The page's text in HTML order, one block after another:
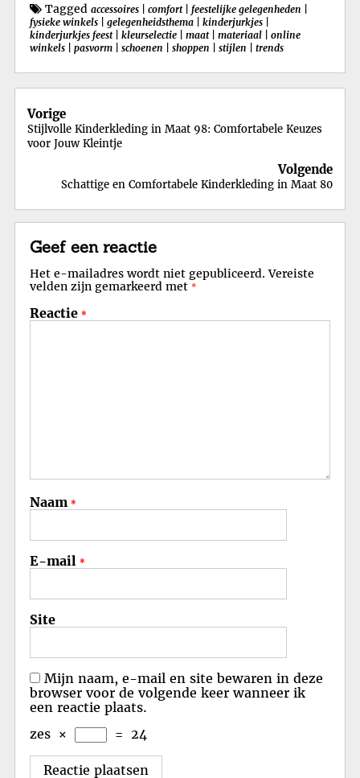
Tagged accessoires comfort| feestelijke gelegenheden
fysieke winkels
gelegenheidsthema kinderjurkjes
kinderjurkjes feest| kleurselectie maat| materiaal
online
winkels
pasvorm schoenen shoppen stijlen trends
Berichtnavigatie
Vorige
Stijlvolle Kinderkleding in Maat 98: Comfortabele Keuzes
voor Jouw Kleintje
Volgende
Schattige en Comfortabele Kinderkleding in Maat 80
Geef een reactie
Het e-mailadres wordt niet gepubliceerd. Vereiste
velden zijn gemarkeerd met *
Reactie *
Naam *
E-mail *
Site
Mijn naam, e-mail en site bewaren in deze
browser voor de volgende keer wanneer ik
een reactie plaats.
zes × = 24